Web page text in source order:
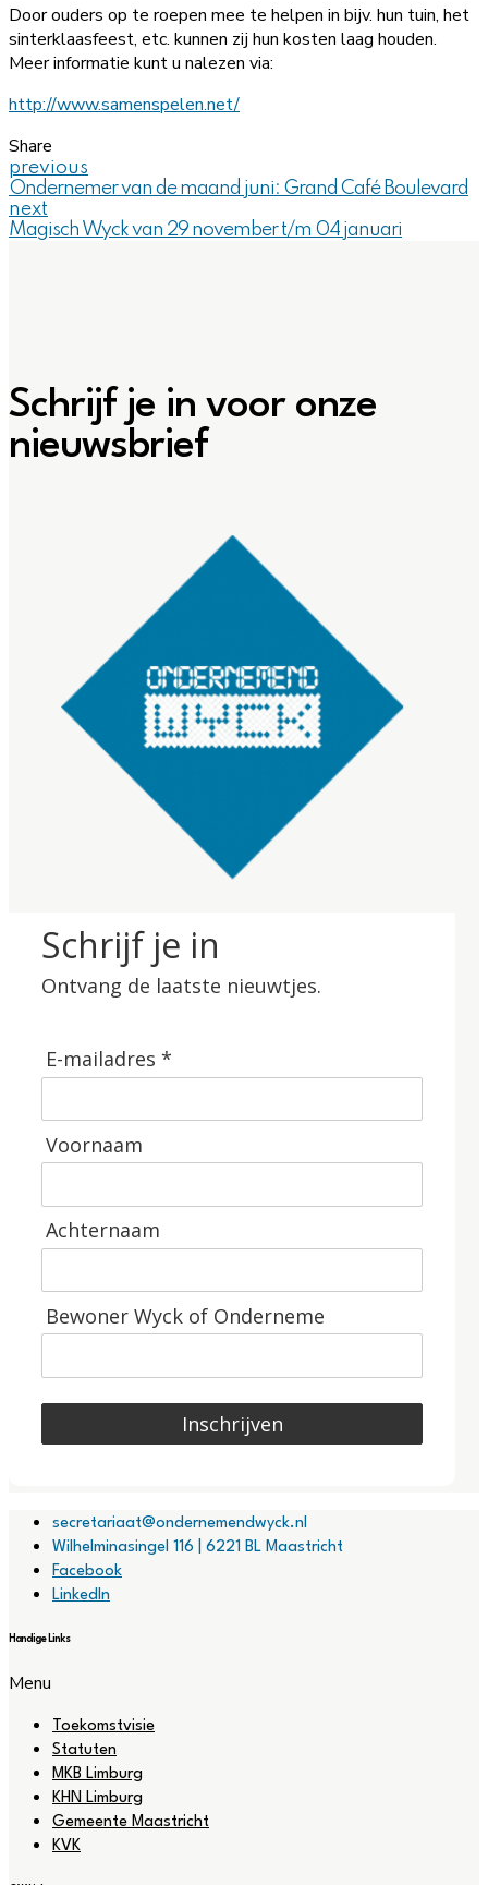
Door ouders op te roepen mee te helpen in bijv. hun tuin, het
sinterklaasfeest, etc. kunnen zij hun kosten laag houden.
Meer informatie kunt u nalezen via:
http://www.samenspelen.net/
Share
previous
Ondernemer van de maand juni: Grand Café Boulevard
next
Magisch Wyck van 29 november t/m 04 januari
Schrijf je in voor onze
nieuwsbrief
Schrijf je in
Ontvang de laatste nieuwtjes.
E-mailadres *
Voornaam
Achternaam
Bewoner Wyck of Onderneme
Inschrijven
secretariaat@ondernemendwyck.nl
Wilhelminasingel 116 | 6221 BL Maastricht
Facebook
LinkedIn
Handige Links
Menu
Toekomstvisie
Statuten
MKB Limburg
KHN Limburg
Gemeente Maastricht
KVK